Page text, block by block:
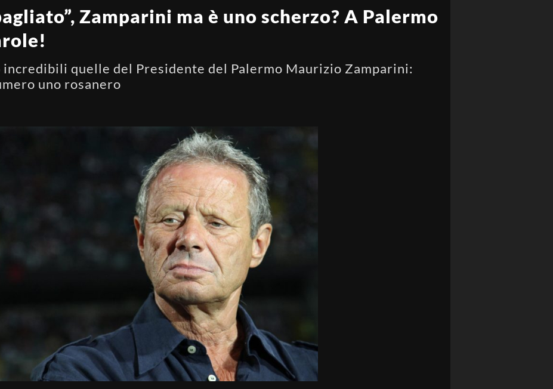
Zamparini ma è uno scherzo? A Palermo
quelle del Presidente del Palermo Maurizio Zamparini:
uno rosanero